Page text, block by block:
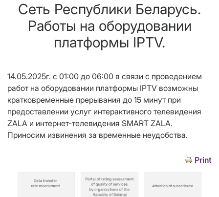
Сеть Республики Беларусь.
Работы на оборудовании
платформы IPTV.
14.05.2025г. с 01:00 до 06:00 в связи с проведением
работ на оборудовании платформы IPTV возможны
кратковременные прерывания до 15 минут при
предоставлении услуг интерактивного телевидения
ZALA и интернет-телевидения SMART ZALA.
Приносим извинения за временные неудобства.
Print